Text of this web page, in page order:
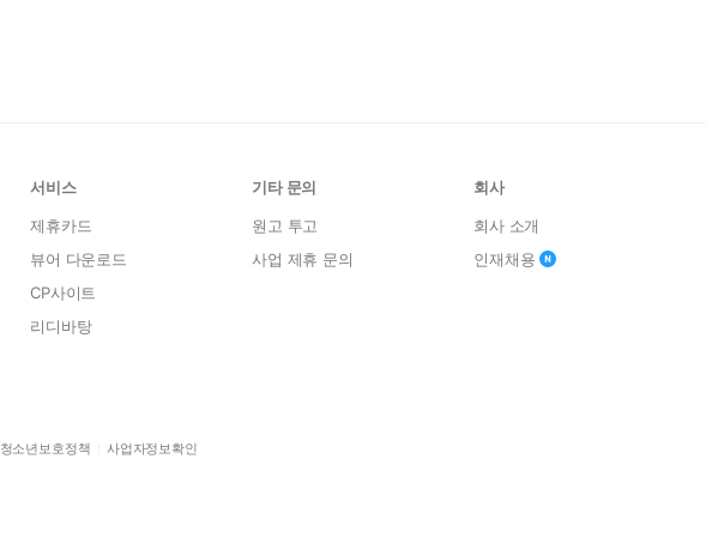
서비스
제휴카드
뷰어 다운로드
CP사이트
리디바탕
기타 문의
원고 투고
사업 제휴 문의
회사
회사 소개
인재채용
청소년보호정책 사업자정보확인